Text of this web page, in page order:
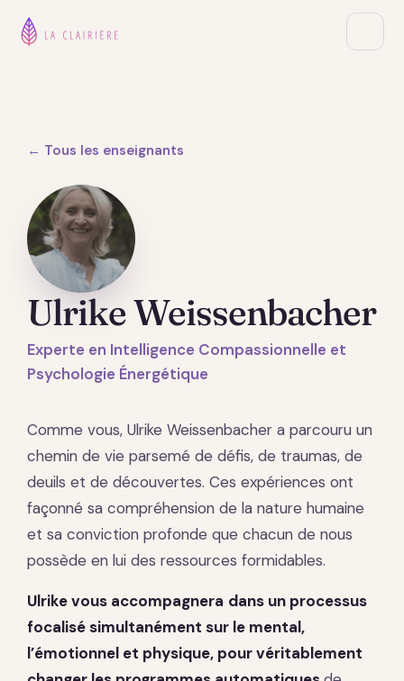
← Tous les enseignants
Ulrike Weissenbacher
Experte en Intelligence Compassionnelle et
Psychologie Énergétique
Comme vous, Ulrike Weissenbacher a parcouru un
chemin de vie parsemé de défis, de traumas, de
deuils et de découvertes. Ces expériences ont
façonné sa compréhension de la nature humaine
et sa conviction profonde que chacun de nous
possède en lui des ressources formidables.
Ulrike vous accompagnera dans un processus
focalisé simultanément sur le mental,
l’émotionnel et physique, pour véritablement